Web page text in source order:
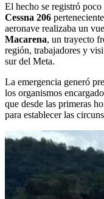
El hecho se registró poco
Cessna 206
aeronave realizaba un
Macarena, un trayecto
región, trabajadores y
sur del Meta.
La emergencia generó
los organismos
que desde las primeras
para establecer las